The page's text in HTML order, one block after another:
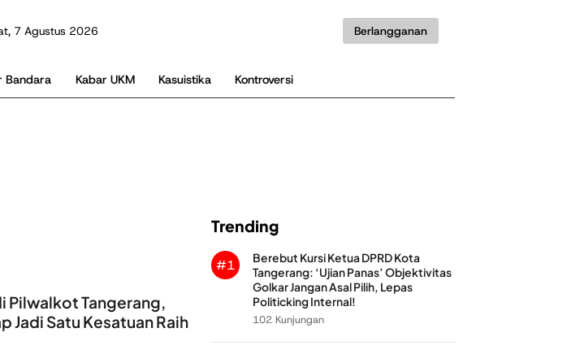
7 Agustus 2026 Berlangganan
Bandara Kabar UKM Kasuistika Kontroversi
Pilwalkot Tangerang,
Jadi Satu Kesatuan Raih
Trending
#1
Berebut Kursi Ketua DPRD Kota
Tangerang: ‘Ujian Panas’ Objektivitas
Golkar Jangan Asal Pilih, Lepas
Politicking Internal!
102 Kunjungan